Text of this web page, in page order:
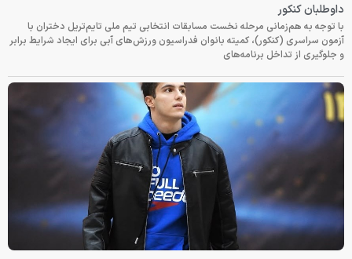
داوطلبان کنکور
با توجه به هم‌زمانی مرحله نخست مسابقات انتخابی تیم ملی تایم‌تریل دختران با
آزمون سراسری (کنکور)، کمیته بانوان فدراسیون ورزش‌های آبی برای ایجاد شرایط برابر
و جلوگیری از تداخل برنامه‌های